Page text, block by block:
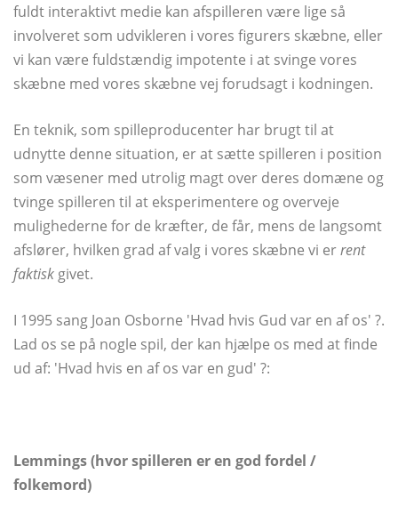
fuldt interaktivt medie kan afspilleren være lige så
involveret som udvikleren i vores figurers skæbne, eller
vi kan være fuldstændig impotente i at svinge vores
skæbne med vores skæbne vej forudsagt i kodningen.
En teknik, som spilleproducenter har brugt til at
udnytte denne situation, er at sætte spilleren i position
som væsener med utrolig magt over deres domæne og
tvinge spilleren til at eksperimentere og overveje
mulighederne for de kræfter, de får, mens de langsomt
afslører, hvilken grad af valg i vores skæbne vi errent
faktisk givet.
I 1995 sang Joan Osborne 'Hvad hvis Gud var en af ​​os' ?.
Lad os se på nogle spil, der kan hjælpe os med at finde
ud af: 'Hvad hvis en af ​​os var en gud' ?:
Lemmings (hvor spilleren er en god fordel /
folkemord)